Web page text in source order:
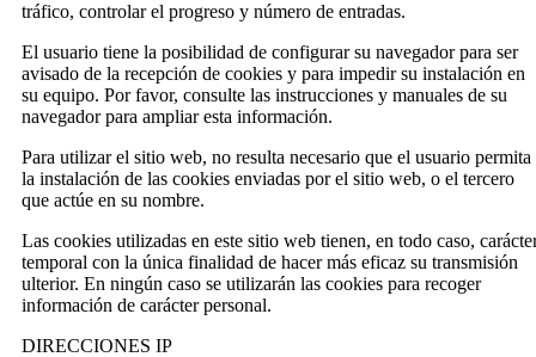
tráfico, controlar el progreso y número de entradas.
El usuario tiene la posibilidad de configurar su navegador para ser
avisado de la recepción de cookies y para impedir su instalación en
su equipo. Por favor, consulte las instrucciones y manuales de su
navegador para ampliar esta información.
Para utilizar el sitio web, no resulta necesario que el usuario permita
la instalación de las cookies enviadas por el sitio web, o el tercero
que actúe en su nombre.
Las cookies utilizadas en este sitio web tienen, en todo caso,
temporal con la única finalidad de hacer más eficaz su transmisión
ulterior. En ningún caso se utilizarán las cookies para recoger
información de carácter personal.
DIRECCIONES IP